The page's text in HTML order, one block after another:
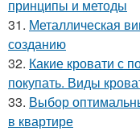
принципы и методы
31. Металлическая
созданию
32. Какие кровати с
покупать. Виды
33. Выбор
в квартире